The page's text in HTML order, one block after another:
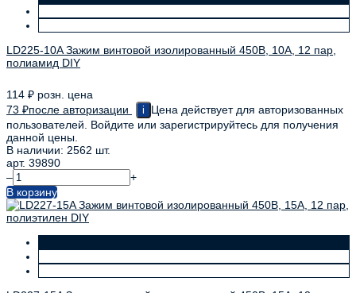
LD225-10A Зажим винтовой изолированный 450В, 10А, 12 пар,
полиамид DIY
114 ₽ розн. цена
73 ₽после авторизации i
Цена действует для авторизованных
пользователей. Войдите или зарегистрируйтесь для получения
данной цены.
В наличии: 2562 шт.
арт. 39890
–
+
В корзину